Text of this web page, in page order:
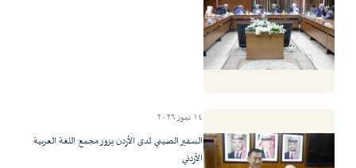
١٤ تموز ٢٠٢٦
السفير الصيني لدى الأردن يزور مجمع اللغة العربية
الأردني